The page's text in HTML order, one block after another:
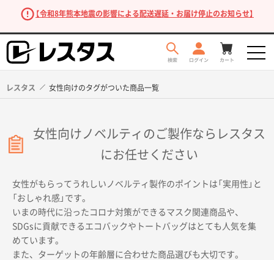
【令和8年熊本地震の影響による配送遅延・お届け停止のお知らせ】
商品を探す
レスタス 女性向けのタグがついた商品一覧
女性向けノベルティのご製作ならレスタス
にお任せください
女性がもらってうれしいノベルティ製作のポイントは「実用性」と
「おしゃれ感」です。
いまの時代に沿ったコロナ対策ができるマスク関連商品や、
SDGsに貢献できるエコバックやトートバッグはとても人気を集
めています。
また、ターゲットの年齢層に合わせた商品選びも大切です。